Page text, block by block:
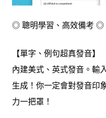
◎ 聰明學習、高效備考 ◎
【單字、例句超真發音】
內建美式、英式發音。輸
生成！你一定會對發音印
力一把罩！